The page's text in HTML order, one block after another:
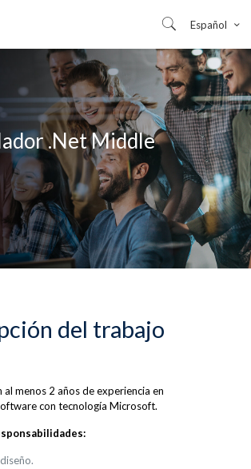
Español
.Net Middle​
del trabajo
al menos 2 años de experiencia en
con tecnología Microsoft.